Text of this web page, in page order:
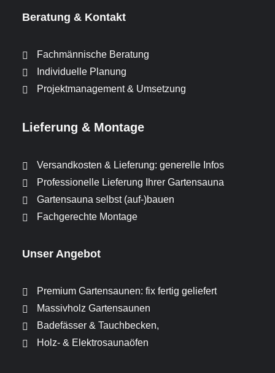
Beratung & Kontakt
Fachmännische Beratung
Individuelle Planung
Projektmanagement & Umsetzung
Lieferung & Montage
Versandkosten & Lieferung: generelle Infos
Professionelle Lieferung Ihrer Gartensauna
Gartensauna selbst (auf-)bauen
Fachgerechte Montage
Unser Angebot
Premium Gartensaunen: fix fertig geliefert
Massivholz Gartensaunen
Badefässer & Tauchbecken,
Holz- & Elektrosaunaöfen